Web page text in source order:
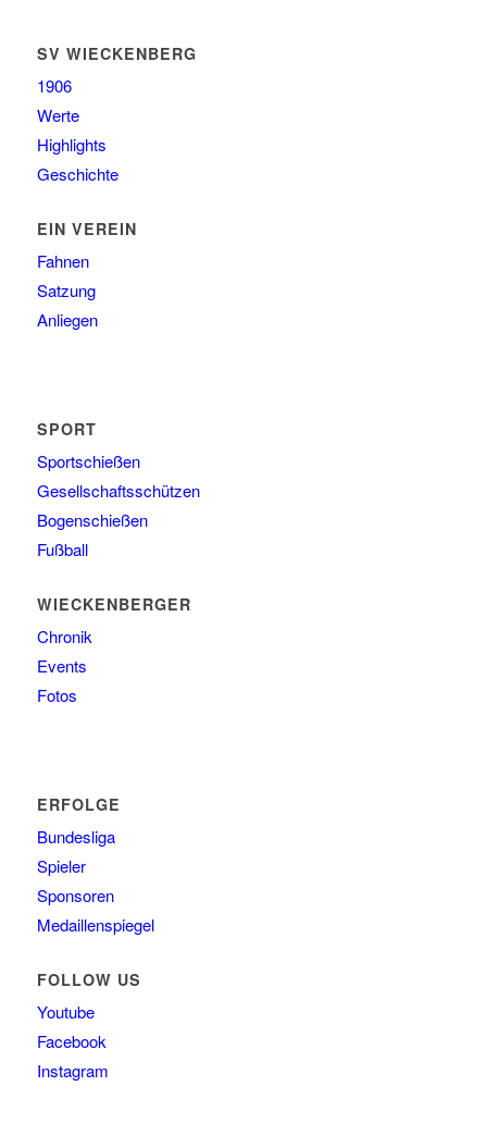
SV WIECKENBERG
1906
Werte
Highlights
Geschichte
EIN VEREIN
Fahnen
Satzung
Anliegen
SPORT
Sportschießen
Gesellschaftsschützen
Bogenschießen
Fußball
WIECKENBERGER
Chronik
Events
Fotos
ERFOLGE
Bundesliga
Spieler
Sponsoren
Medaillenspiegel
FOLLOW US
Youtube
Facebook
Instagram